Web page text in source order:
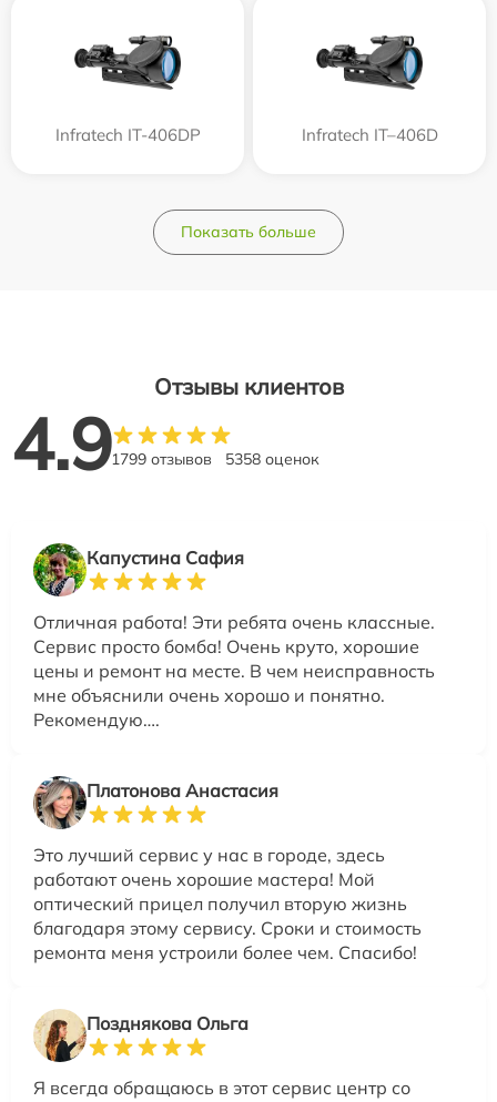
Infratech IT-406DP Infratech IT–406D
Показать больше
Отзывы клиентов
4.91799 отзывов 5358 оценок
Капустина Сафия
Отличная работа! Эти ребята очень классные.
Сервис просто бомба! Очень круто, хорошие
цены и ремонт на месте. В чем неисправность
мне объяснили очень хорошо и понятно.
Рекомендую….
Платонова Анастасия
Это лучший сервис у нас в городе, здесь
работают очень хорошие мастера! Мой
оптический прицел получил вторую жизнь
благодаря этому сервису. Сроки и стоимость
ремонта меня устроили более чем. Спасибо!
Позднякова Ольга
Я всегда обращаюсь в этот сервис центр со